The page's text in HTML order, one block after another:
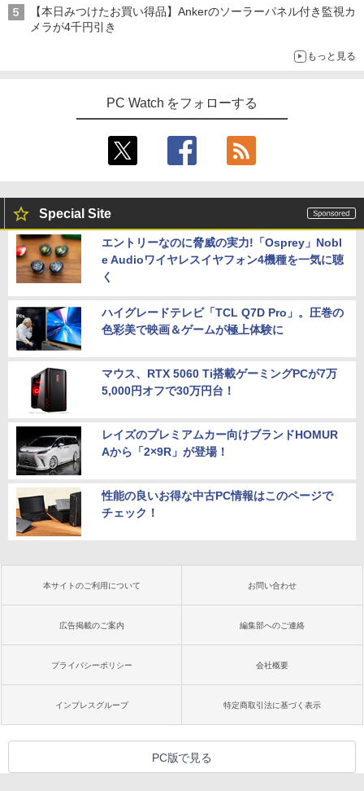
【本日みつけたお買い得品】Ankerのソーラーパネル付き監視カ
メラが4千円引き
もっと見る
PC Watch をフォローする
Special Site
エントリーなのに脅威の実力!「Osprey」Nobl
e Audioワイヤレスイヤフォン4機種を一気に聴
く
ハイグレードテレビ「TCL Q7D Pro」。圧巻の
色彩美で映画＆ゲームが極上体験に
マウス、RTX 5060 Ti搭載ゲーミングPCが7万
5,000円オフで30万円台！
レイズのプレミアムカー向けブランドHOMUR
Aから「2×9R」が登場！
性能の良いお得な中古PC情報はこのページで
チェック！
本サイトのご利用について お問い合わせ
広告掲載のご案内 編集部へのご連絡
プライバシーポリシー 会社概要
インプレスグループ 特定商取引法に基づく表示
PC版で見る